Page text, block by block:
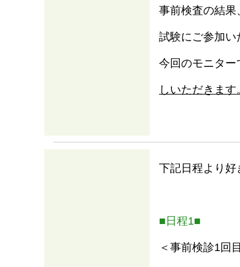
事前検査の結
試験にご参加い
今回のモニター
しいただきます
下記日程より好
■日程1■
＜事前検診1回